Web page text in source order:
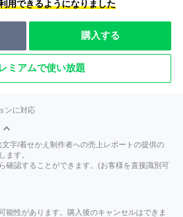
用できるようになりました
購入する
ミアムで使い放題
ンに対応
字/着せかえ制作者への売上レポートの提供の
ます。
確認することができます。(お客様を直接識別可
能性があります。購入後のキャンセルはできま